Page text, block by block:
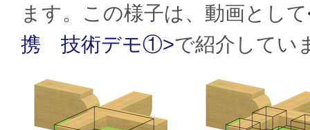
ます。この様子は、動画として
携 技術デモ①>で紹介してい